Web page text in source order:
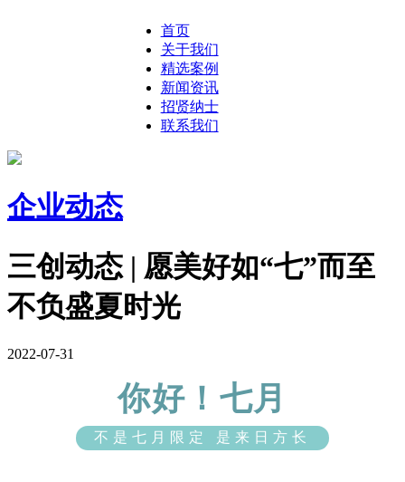
首页
关于我们
精选案例
新闻资讯
招贤纳士
联系我们
企业动态
三创动态 | 愿美好如“七”而至
不负盛夏时光
2022-07-31
你好！七月
不是七月限定 是来日方长